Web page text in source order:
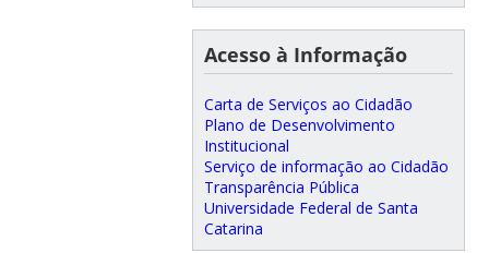
Acesso à Informação
Carta de Serviços ao Cidadão
Plano de Desenvolvimento
Institucional
Serviço de informação ao Cidadão
Transparência Pública
Universidade Federal de Santa
Catarina